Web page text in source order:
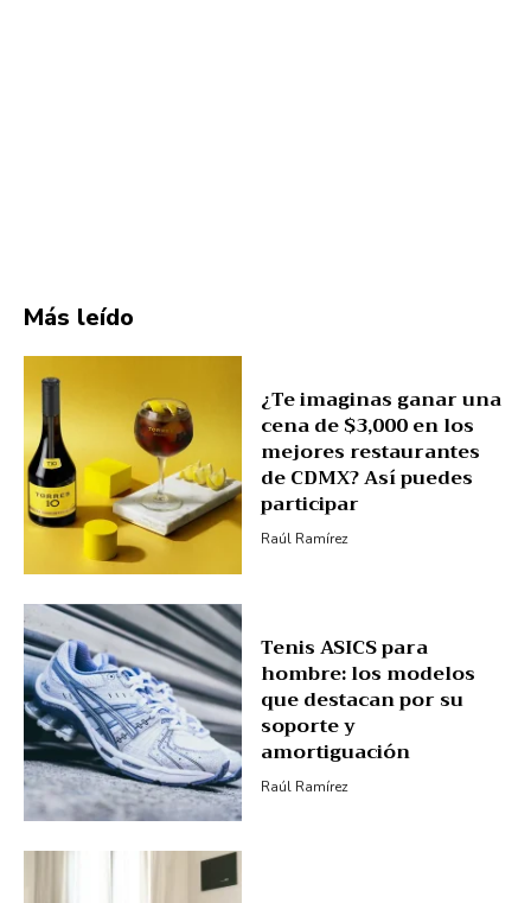
Más leído
¿Te imaginas ganar una
cena de $3,000 en los
mejores restaurantes
de CDMX? Así puedes
participar
Raúl Ramírez
Tenis ASICS para
hombre: los modelos
que destacan por su
soporte y
amortiguación
Raúl Ramírez